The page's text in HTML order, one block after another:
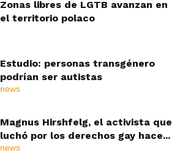
Zonas libres de LGTB avanzan en
el territorio polaco
Estudio: personas transgénero
podrían ser autistas
Magnus Hirshfelg, el activista que
luchó por los derechos gay hace...